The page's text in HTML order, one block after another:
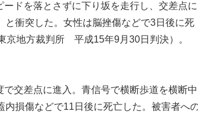
ドを落とさずに下り坂を走行し、交差点に
衝突した。女性は脳挫傷などで3日後に死
京地方裁判所 平成15年9月30日判決）。
交差点に進入。青信号で横断歩道を横断中
損傷などで11日後に死亡した。被害者へ